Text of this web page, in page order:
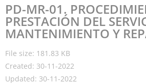
PD-MR-01.
PRESTACIÓN DEL
MANTENIMIENTO Y
File size: 181.83 KB
Created: 30-11-2022
Updated: 30-11-2022